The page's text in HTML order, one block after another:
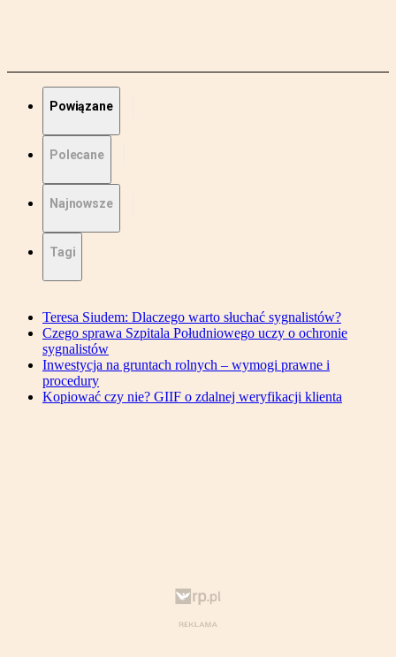
Powiązane
Polecane
Najnowsze
Tagi
Teresa Siudem: Dlaczego warto słuchać sygnalistów?
Czego sprawa Szpitala Południowego uczy o ochronie
sygnalistów
Inwestycja na gruntach rolnych – wymogi prawne i
procedury
Kopiować czy nie? GIIF o zdalnej weryfikacji klienta